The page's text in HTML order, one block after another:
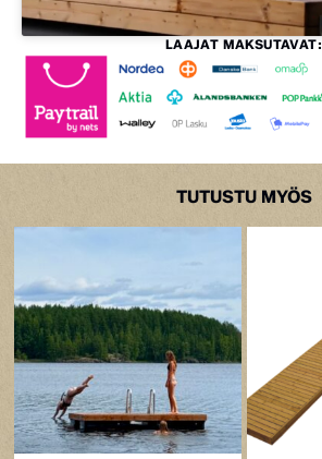
LAAJAT MAKSUTAVAT:
TUTUSTU MYÖS